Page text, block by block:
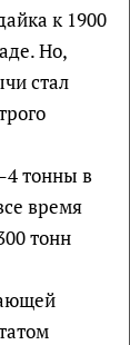
к 1900
Но,
стал
тонны в
время
тонн